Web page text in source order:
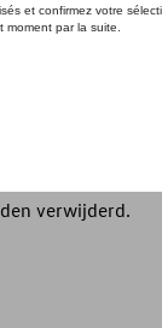
is gemaakt van
VW-
verwijderd.